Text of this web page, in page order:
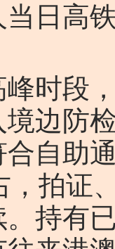
日高
段，
边防
自助
，拍证
持有